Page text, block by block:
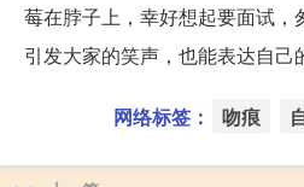
莓在脖子上，幸好想起要面试，
引发大家的笑声，也能表达自己
网络标签： 吻痕